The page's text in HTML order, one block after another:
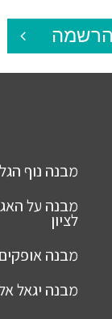
מבנה נוף
מבנה על
לציון
מבנה אופקים
מבנה יגאל